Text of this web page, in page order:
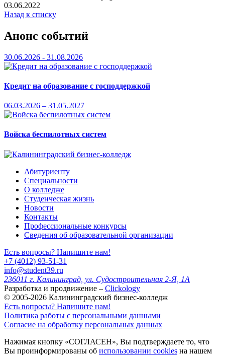
03.06.2022
Назад к списку
Анонс событий
30.06.2026 - 31.08.2026
Кредит на образование с господдержкой
06.03.2026 – 31.05.2027
Войска беспилотных систем
Абитуриенту
Специальности
О колледже
Студенческая жизнь
Новости
Контакты
Профессиональные конкурсы
Сведения об образовательной организации
Есть вопросы? Напишите нам!
+7 (4012) 93-51-31
info@student39.ru
236011 г. Калининград, ул. Судостроительная 2-Я, 1А
Разработка и продвижение – Clickology
© 2005-2026 Калининградский бизнес-колледж
Есть вопросы? Напишите нам!
Политика работы с персональными данными
Согласие на обработку персональных данных
Нажимая кнопку «СОГЛАСЕН», Вы подтверждаете то, что
Вы проинформированы об использовании cookies на нашем